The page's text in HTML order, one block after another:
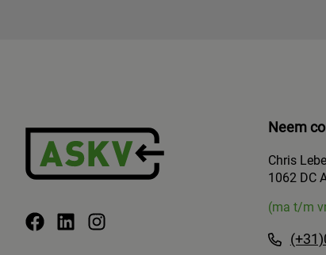
Neem
Chris
1062 DC
(ma t/m